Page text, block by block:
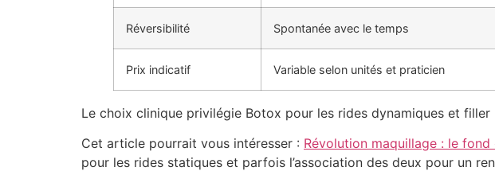
Réversibilité Spontanée avec le temps
Prix indicatif Variable selon unités et praticien
Le choix clinique privilégie Botox pour les rides dynamiques et filler
Cet article pourrait vous intéresser : Révolution maquillage : le
pour les rides statiques et parfois l’association des deux pour un